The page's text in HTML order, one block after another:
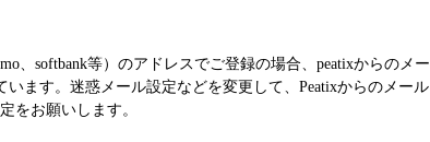
、softbank等）のアドレスでご登録の場合、peatixからのメー
ます。迷惑メール設定などを変更して、Peatixからのメール
をお願いします。